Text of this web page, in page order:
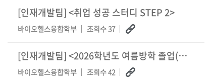
[인재개발팀] <취업 성공 스터디 STEP 2>
바이오헬스융합학부 조회수 37
[인재개발팀] <2026학년도 여름방학 졸업(예정)자를 위한 현직자 직무 멘토링>
바이오헬스융합학부 조회수 42